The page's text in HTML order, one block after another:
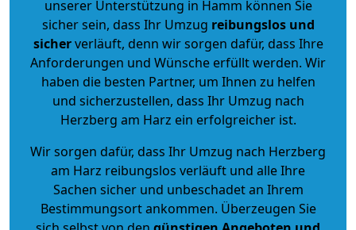
unserer Unterstützung in Hamm können Sie
sicher sein, dass Ihr Umzug reibungslos und
sicherverläuft, denn wir sorgen dafür, dass Ihre
Anforderungen und Wünsche erfüllt werden. Wir
haben die besten Partner, um Ihnen zu helfen
und sicherzustellen, dass Ihr Umzug nach
Herzberg am Harz ein erfolgreicher ist.
Wir sorgen dafür, dass Ihr Umzug nach Herzberg
am Harz reibungslos verläuft und alle Ihre
Sachen sicher und unbeschadet an Ihrem
Bestimmungsort ankommen. Überzeugen Sie